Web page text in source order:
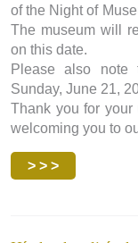
of the Night of
The museum will
on this date.
Please also
Sunday, June 21,
Thank you for your
welcoming you to
> > >